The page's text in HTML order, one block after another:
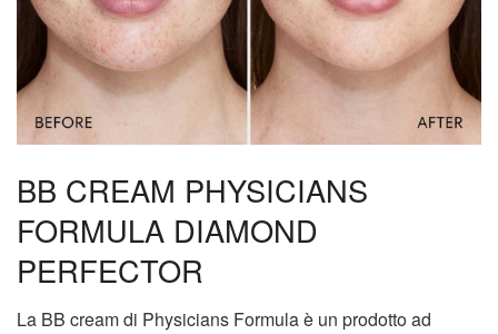
BB CREAM PHYSICIANS
FORMULA DIAMOND
PERFECTOR
La BB cream di Physicians Formula è un prodotto ad